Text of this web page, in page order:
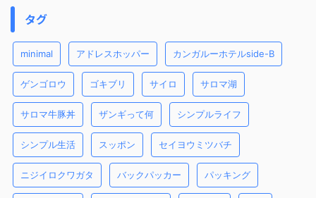
タグ
minimal アドレスホッパー カンガルーホテルside-B
ゲンゴロウ ゴキブリ サイロ サロマ湖
サロマ牛豚丼 ザンギって何 シンプルライフ
シンプル生活 スッポン セイヨウミツバチ
ニジイロクワガタ バックパッカー パッキング